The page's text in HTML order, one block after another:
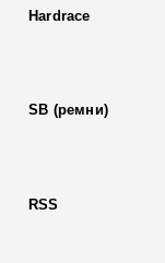
Hardrace
SB (ремни)
RSS